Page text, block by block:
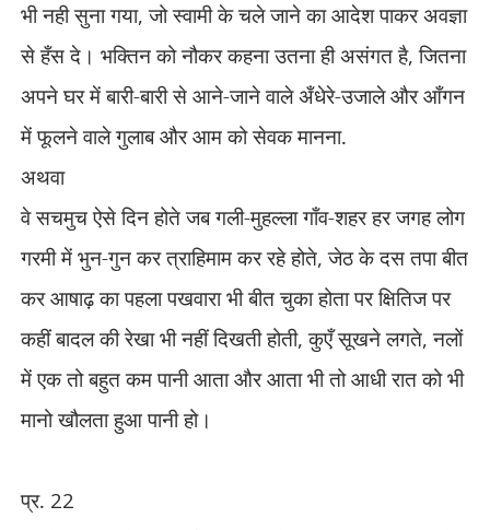
भी नही सुना गया,जो स्वामी के चले जाने का आदेश पाकर अवज्ञा
से हँस दे। भक्तिन को नौकर कहना उतना ही असंगत है,जितना
अपने घर में बारी-बारी से आने-जाने वाले अँधेरे-उजाले और आँगन
में फूलने वाले गुलाब और आम को सेवकमानना.
अथवा
वे सचमुच ऐसे दिन होते जब गली-मुहल्ला गाँव-शहर हर जगह लोग
गरमी में भुन-गुन कर त्राहिमाम कर रहे होते,जेठ के दस तपा बीत
कर आषाढ़ का पहला पखवारा भी बीत चुका होता पर क्षितिज पर
कहीं बादल की रेखा भी नहीं दिखती होती,कुएँ सूखने लगते,नलों
में एक तो बहुत कम पानी आता और आता भी तो आधी रात को भी
मानो खौलता हुआ पानी हो।
प्र. 22